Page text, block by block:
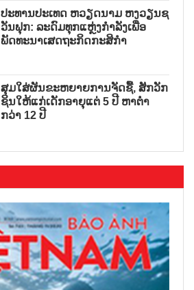
ປະທານປະເທດ ຫວຽດນາມ ຫງວຽນຊ
ວັນຟຸກ: ລະດົມທຸກແຫຼ່ງກຳລັງເພື່ອ
ພັດທະນາເສດຖະກິດກະສິກຳ
ສຸມໃສ່ຜັນຂະຫຍາຍການຈັດຊື້, ສັກວັກ
ຊິນໃຫ້ແກ່ເດັກອາຍຸແຕ່ 5 ປີ ຫາຕ່ຳ
ກວ່າ 12 ປີ